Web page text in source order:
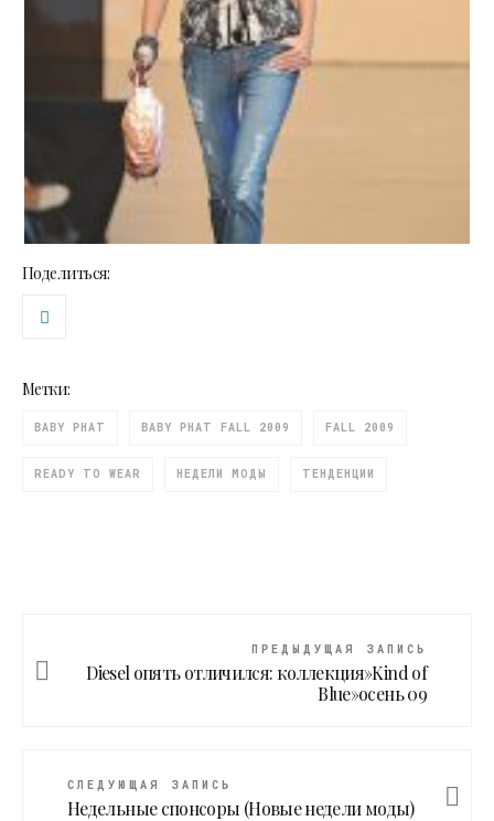
Поделиться:
Метки:
BABY PHAT BABY PHAT FALL 2009 FALL 2009
READY TO WEAR НЕДЕЛИ МОДЫ ТЕНДЕНЦИИ
ПРЕДЫДУЩАЯ ЗАПИСЬ
Diesel опять отличился: коллекция»Kind of
Blue»осень 09
СЛЕДУЮЩАЯ ЗАПИСЬ
Недельные спонсоры (Новые недели моды)